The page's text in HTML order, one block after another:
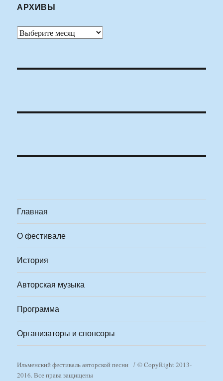
АРХИВЫ
Архивы
Главная
О фестивале
История
Авторская музыка
Программа
Организаторы и спонсоры
Ильменский фестиваль авторской песни
© CopyRight 2013-
2016. Все права защищены